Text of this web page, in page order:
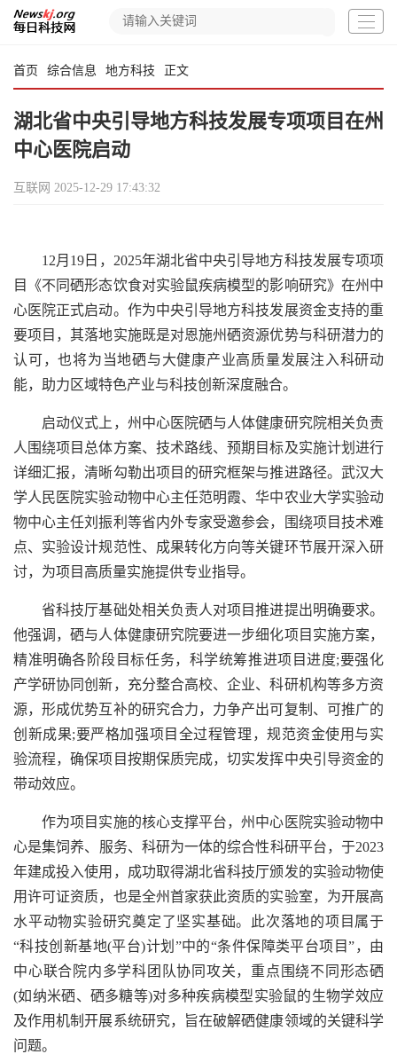
首页 综合信息 地方科技 正文
湖北省中央引导地方科技发展专项项目在州
中心医院启动
互联网 2025-12-29 17:43:32
12月19日，2025年湖北省中央引导地方科技发展专项项
目《不同硒形态饮食对实验鼠疾病模型的影响研究》在州中
心医院正式启动。作为中央引导地方科技发展资金支持的重
要项目，其落地实施既是对恩施州硒资源优势与科研潜力的
认可，也将为当地硒与大健康产业高质量发展注入科研动
能，助力区域特色产业与科技创新深度融合。
启动仪式上，州中心医院硒与人体健康研究院相关负责
人围绕项目总体方案、技术路线、预期目标及实施计划进行
详细汇报，清晰勾勒出项目的研究框架与推进路径。武汉大
学人民医院实验动物中心主任范明霞、华中农业大学实验动
物中心主任刘振利等省内外专家受邀参会，围绕项目技术难
点、实验设计规范性、成果转化方向等关键环节展开深入研
讨，为项目高质量实施提供专业指导。
省科技厅基础处相关负责人对项目推进提出明确要求。
他强调，硒与人体健康研究院要进一步细化项目实施方案，
精准明确各阶段目标任务，科学统筹推进项目进度;要强化
产学研协同创新，充分整合高校、企业、科研机构等多方资
源，形成优势互补的研究合力，力争产出可复制、可推广的
创新成果;要严格加强项目全过程管理，规范资金使用与实
验流程，确保项目按期保质完成，切实发挥中央引导资金的
带动效应。
作为项目实施的核心支撑平台，州中心医院实验动物中
心是集饲养、服务、科研为一体的综合性科研平台，于2023
年建成投入使用，成功取得湖北省科技厅颁发的实验动物使
用许可证资质，也是全州首家获此资质的实验室，为开展高
水平动物实验研究奠定了坚实基础。此次落地的项目属于
“科技创新基地(平台)计划”中的“条件保障类平台项目”，由
中心联合院内多学科团队协同攻关，重点围绕不同形态硒
(如纳米硒、硒多糖等)对多种疾病模型实验鼠的生物学效应
及作用机制开展系统研究，旨在破解硒健康领域的关键科学
问题。